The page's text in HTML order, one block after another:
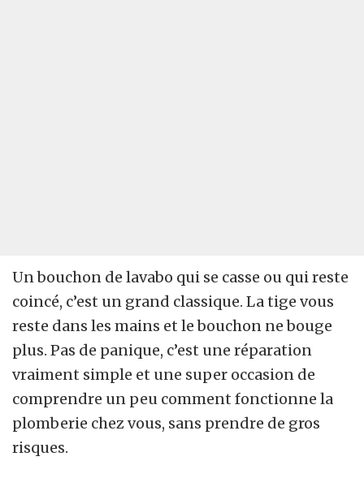
Un bouchon de lavabo qui se casse ou qui reste
coincé, c’est un grand classique. La tige vous
reste dans les mains et le bouchon ne bouge
plus. Pas de panique, c’est une réparation
vraiment simple et une super occasion de
comprendre un peu comment fonctionne la
plomberie chez vous, sans prendre de gros
risques.